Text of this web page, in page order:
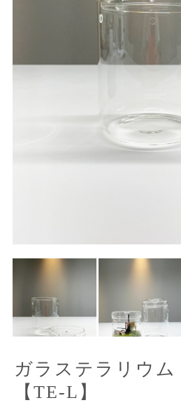
ガラステラリウ
【TE-L】